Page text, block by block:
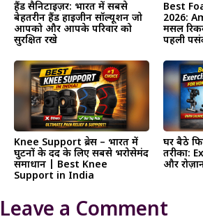
हैंड सैनिटाइज़र: भारत में सबसे
बेहतरीन हैंड हाइजीन सॉल्यूशन जो
आपको और आपके परिवार को
सुरक्षित रखे
Best
2026:
मसल
पहली
Knee Support ब्रेस – भारत में
घुटनों के दर्द के लिए सबसे भरोसेमंद
समाधान | Best Knee
Support in India
घर बैठे
तरीका:
और
Leave a Comment